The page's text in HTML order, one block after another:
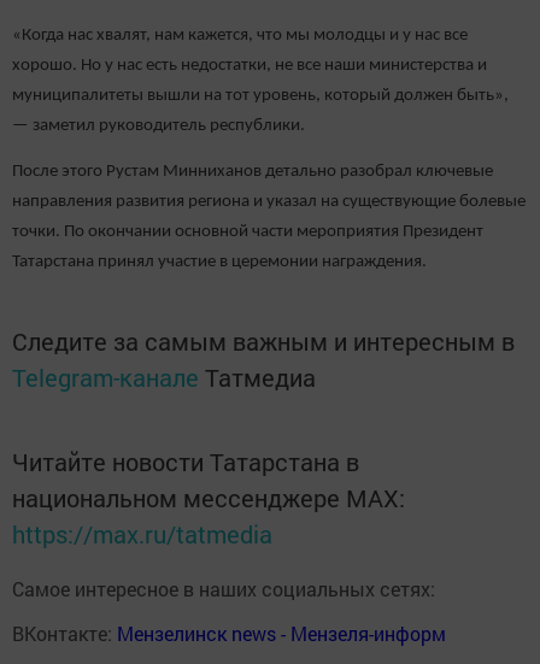
«Когда нас хвалят, нам кажется, что мы молодцы и у нас все
хорошо. Но у нас есть недостатки, не все наши министерства и
муниципалитеты вышли на тот уровень, который должен быть»,
— заметил руководитель республики.
После этого Рустам Минниханов детально разобрал ключевые
направления развития региона и указал на существующие болевые
точки. По окончании основной части мероприятия Президент
Татарстана принял участие в церемонии награждения.
Следите за самым важным и интересным в
Telegram-канале Татмедиа
Читайте новости Татарстана в
национальном мессенджере MАХ:
https://max.ru/tatmedia
Самое интересное в наших социальных сетях:
ВКонтакте: Мензелинск news - Мензеля-информ